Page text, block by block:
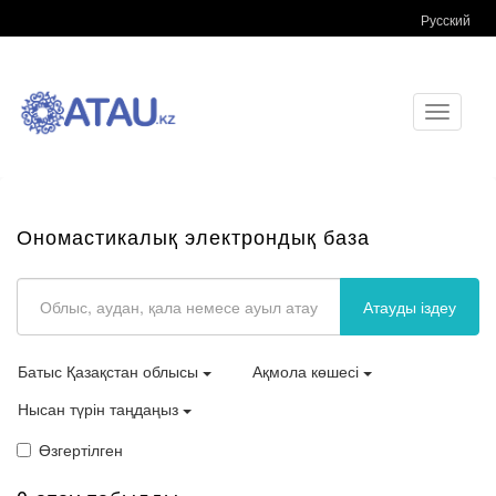
Русский
Toggle
Ономастикалық электрондық база
Атауды іздеу
Батыс Қазақстан облысы
Ақмола көшесі
Нысан түрін таңдаңыз
Өзгертілген